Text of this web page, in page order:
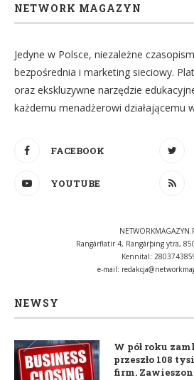
NETWORK MAGAZYN
Jedyne w Polsce, niezależne
bezpośrednia i marketing sieciowy.
oraz ekskluzywne narzędzie
każdemu menadżerowi działającemu
FACEBOOK
YOUTUBE
Rangárflatir 4, Rangárþing ytra,
Kennital:
e-mail:
NEWSY
W pół roku
przeszło 108
firm.